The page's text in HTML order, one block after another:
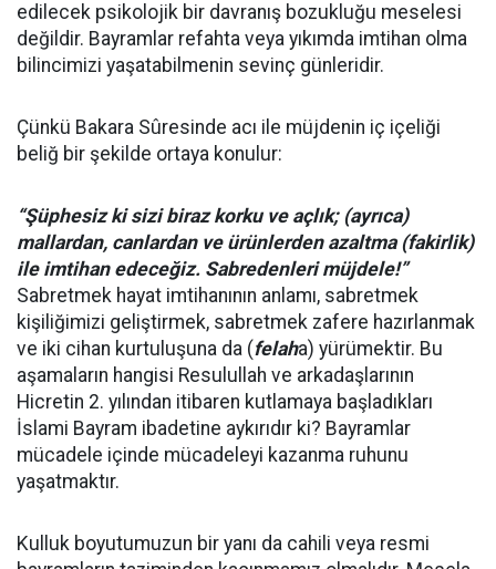
edilecek psikolojik bir davranış bozukluğu meselesi
değildir. Bayramlar refahta veya yıkımda imtihan olma
bilincimizi yaşatabilmenin sevinç günleridir.
Çünkü Bakara Sûresinde acı ile müjdenin iç içeliği
beliğ bir şekilde ortaya konulur:
“Şüphesiz ki sizi biraz korku ve açlık; (ayrıca)
mallardan, canlardan ve ürünlerden azaltma (fakirlik)
ile imtihan edeceğiz. Sabredenleri müjdele!”
Sabretmek hayat imtihanının anlamı, sabretmek
kişiliğimizi geliştirmek, sabretmek zafere hazırlanmak
ve iki cihan kurtuluşuna da (felaha) yürümektir. Bu
aşamaların hangisi Resulullah ve arkadaşlarının
Hicretin 2. yılından itibaren kutlamaya başladıkları
İslami Bayram ibadetine aykırıdır ki? Bayramlar
mücadele içinde mücadeleyi kazanma ruhunu
yaşatmaktır.
Kulluk boyutumuzun bir yanı da cahili veya resmi